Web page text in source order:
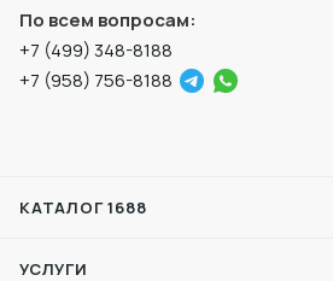
По всем вопросам:
+7 (499) 348-8188
+7 (958) 756-8188
КАТАЛОГ 1688
УСЛУГИ